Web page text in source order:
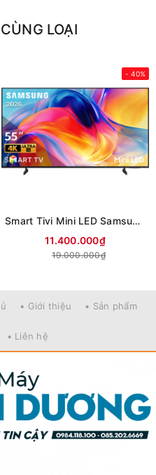
LOẠI
- 40%
Smart Tivi Mini LED Samsung AI 4K 55 inch UA55M77HA (Mới 2026)
11.400.000₫
19.000.000₫
• Giới thiệu • Sản phẩm
• Liên hệ